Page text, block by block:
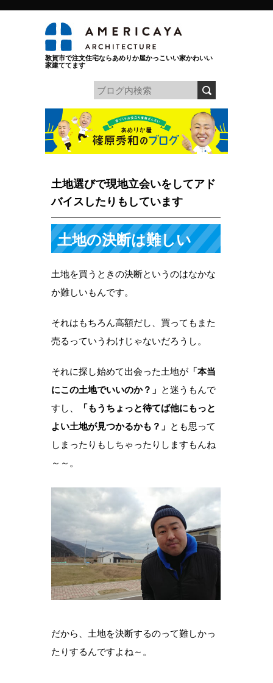
敦賀市で注文住宅ならあめりか屋かっこいい家かわいい
家建ててます
土地選びで現地立会いをしてアド
バイスしたりもしています
土地の決断は難しい
土地を買うときの決断というのはなかな
か難しいもんです。
それはもちろん高額だし、買ってもまた
売るっていうわけじゃないだろうし。
それに探し始めて出会った土地が 「本当
にこの土地でいいのか？」 と迷うもんで
すし、
「もうちょっと待てば他にもっと
よい土地が見つかるかも？」 とも思って
しまったりもしちゃったりしますもんね
～～。
だから、土地を決断するのって難しかっ
たりするんですよね～。